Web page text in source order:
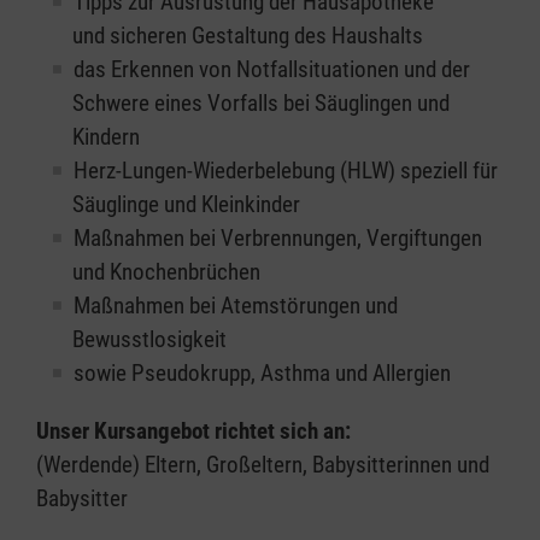
und sicheren Gestaltung des Haushalts
das Erkennen von Notfallsituationen und der
Schwere eines Vorfalls bei Säuglingen und
Kindern
Herz-Lungen-Wiederbelebung (HLW) speziell für
Säuglinge und Kleinkinder
Maßnahmen bei Verbrennungen, Vergiftungen
und Knochenbrüchen
Maßnahmen bei Atemstörungen und
Bewusstlosigkeit
sowie Pseudokrupp, Asthma und Allergien
Unser Kursangebot richtet sich an:
(Werdende) Eltern, Großeltern, Babysitterinnen und
Babysitter